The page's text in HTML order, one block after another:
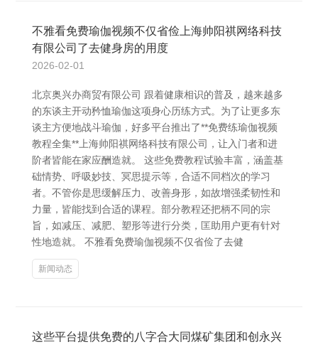
不雅看免费瑜伽视频不仅省俭上海帅阳祺网络科技
有限公司了去健身房的用度
2026-02-01
北京奥兴办商贸有限公司 跟着健康相识的普及，越来越多
的东谈主开动矜恤瑜伽这项身心历练方式。为了让更多东
谈主方便地战斗瑜伽，好多平台推出了**免费练瑜伽视频
教程全集**上海帅阳祺网络科技有限公司，让入门者和进
阶者皆能在家应酬造就。 这些免费教程试验丰富，涵盖基
础情势、呼吸妙技、冥思提示等，合适不同档次的学习
者。不管你是思缓解压力、改善身形，如故增强柔韧性和
力量，皆能找到合适的课程。部分教程还把柄不同的宗
旨，如减压、减肥、塑形等进行分类，匡助用户更有针对
性地造就。 不雅看免费瑜伽视频不仅省俭了去健
新闻动态
这些平台提供免费的八字合大同煤矿集团和创永兴